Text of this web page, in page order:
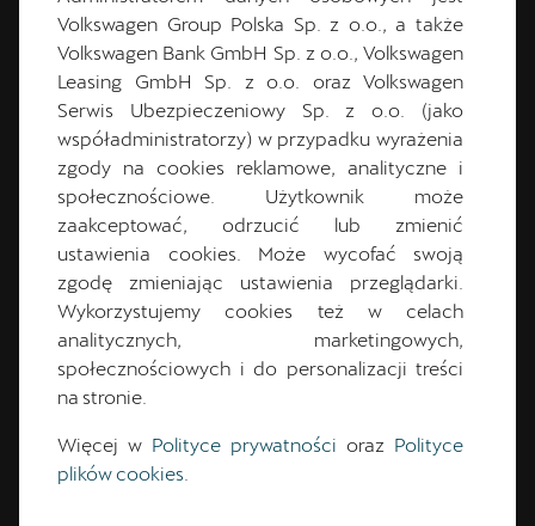
PrzemysławWoźniak
CUPRA Master
cupra.salon@pol-car.pl
Volkswagen Group Polska Sp. z o.o., a także
Volkswagen Bank GmbH Sp. z o.o., Volkswagen
Leasing GmbH Sp. z o.o. oraz Volkswagen
Serwis Ubezpieczeniowy Sp. z o.o. (jako
współadministratorzy) w przypadku wyrażenia
zgody na cookies reklamowe, analityczne i
społecznościowe. Użytkownik może
zaakceptować, odrzucić lub zmienić
ustawienia cookies. Może wycofać swoją
zgodę zmieniając ustawienia przeglądarki.
Wykorzystujemy cookies też w celach
analitycznych, marketingowych,
społecznościowych i do personalizacji treści
na stronie.
Więcej w Polityce prywatności oraz Polityce
plików cookies